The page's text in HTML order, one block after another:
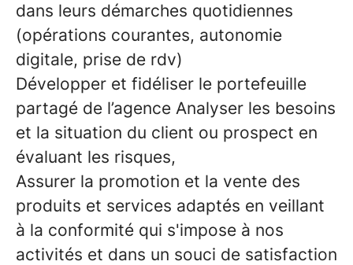
dans leurs démarches quotidiennes
(opérations courantes, autonomie
digitale, prise de rdv)
Développer et fidéliser le portefeuille
partagé de l’agence Analyser les besoins
et la situation du client ou prospect en
évaluant les risques,
Assurer la promotion et la vente des
produits et services adaptés en veillant
à la conformité qui s'impose à nos
activités et dans un souci de satisfaction